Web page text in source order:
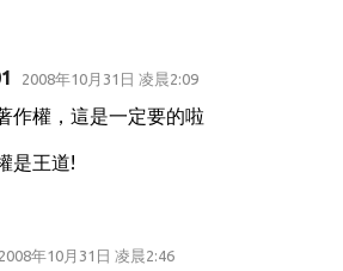
2008年10月31日 凌晨2:09
作權，這是一定要的啦
是王道!
2008年10月31日 凌晨2:46